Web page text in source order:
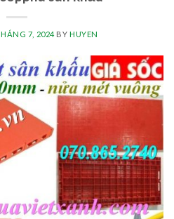
7, 2024BY HUYEN